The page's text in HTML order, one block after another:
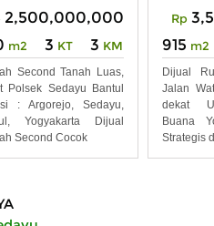
2,500,000,000
m2 3 KT 3 KM
Second Tanah Luas,
Polsek Sedayu Bantul
: Argorejo, Sedayu,
Yogyakarta Dijual
Second Cocok
Rp
915 m2
Dijual
Jalan
dekat
Buana
Strategis